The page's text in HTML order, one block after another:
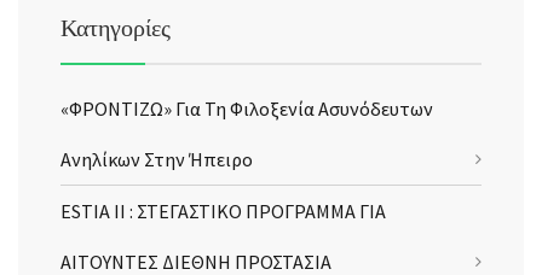
Κατηγορίες
«ΦΡΟΝΤΙΖΩ» Για Τη Φιλοξενία Ασυνόδευτων
Ανηλίκων Στην Ήπειρο
ESTIA II : ΣΤΕΓΑΣΤΙΚΟ ΠΡΟΓΡΑΜΜΑ ΓΙΑ
ΑΙΤΟΥΝΤΕΣ ΔΙΕΘΝΗ ΠΡΟΣΤΑΣΙΑ